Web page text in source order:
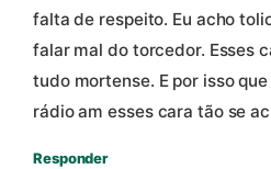
falta de respeito. Eu acho
falar mal do torcedor. Esses
tudo mortense. E por isso
rádio am esses cara tão se
Responder